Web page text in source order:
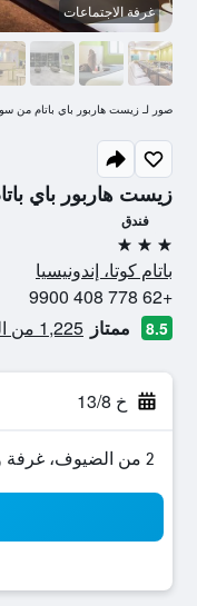
زيست هاربور باي
فندق
3 نجوم
باتام كوتا، إندونيسيا
+62 778 408 9900
8.5 ممتاز 1,225 من التقييمات تم التحقق منها
خ 13/8
2 من الضيوف، غرفة واحدة
غرفة الاجتماعات
صور لـ زيست هاربور باي باتام من